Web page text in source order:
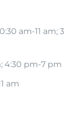
am-11 am; 3
4:30 pm-7 pm
am